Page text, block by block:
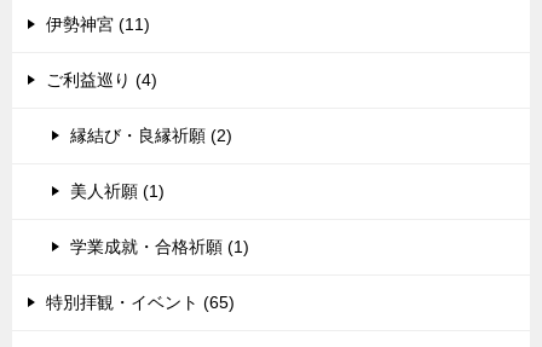
伊勢神宮 (11)
ご利益巡り (4)
縁結び・良縁祈願 (2)
美人祈願 (1)
学業成就・合格祈願 (1)
特別拝観・イベント (65)